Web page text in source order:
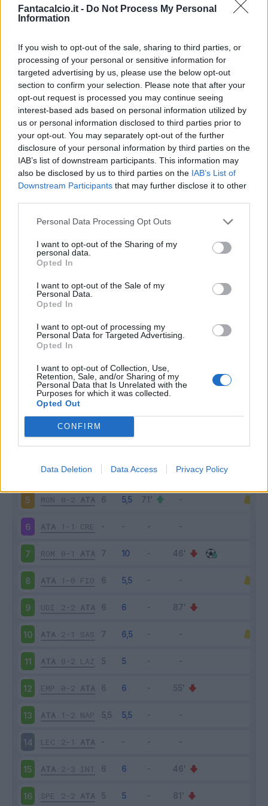
Fantacalcio.it - Do Not Process My Personal
Information
If you wish to opt-out of the sale, sharing to third parties, or
processing of your personal or sensitive information for
targeted advertising by us, please use the below opt-out
section to confirm your selection. Please note that after your
opt-out request is processed you may continue seeing
interest-based ads based on personal information utilized by
us or personal information disclosed to third parties prior to
your opt-out. You may separately opt-out of the further
disclosure of your personal information by third parties on the
IAB’s list of downstream participants. This information may
also be disclosed by us to third parties on the IAB’s List of
Downstream Participants that may further disclose it to other
Personal Data Processing Opt Outs
I want to opt-out of the Sharing of my
personal data.
Opted In
I want to opt-out of the Sale of my
Personal Data.
Opted In
I want to opt-out of processing my
Personal Data for Targeted Advertising.
Opted In
I want to opt-out of Collection, Use,
Retention, Sale, and/or Sharing of my
Personal Data that Is Unrelated with the
Purposes for which it was collected.
Opted Out
CONFIRM
Data Deletion Data Access Privacy Policy
Classic Mantra
Riepilogo stagione
Titolare 29 - 76 %
Entrato 3 - 7%
Squalificato 0 - 0%
Inutilizzato 3 - 7
Scarica riepilogo
stagionale
Scarica
Giornata VotoFV Entrato Bonus/Malus
SAM 0-2 ATA
2 ATA 1-1 MIL
3 VER 0-1 ATA
ATA 3-1 TOR
5 MON 0-2 ATA
6 ATA 1-1 CRE
7 ROM 0-1 ATA
8 ATA 1-0 FIO
9 UDI 2-2 ATA
10 ATA 2-1 SAS
11 ATA 0-2 LAZ
12 EMP 0-2 ATA
13 ATA 1-2 NAP
14 LEC 2-1 ATA
15 ATA 2-3 INT
16 SPE 2-2 ATA